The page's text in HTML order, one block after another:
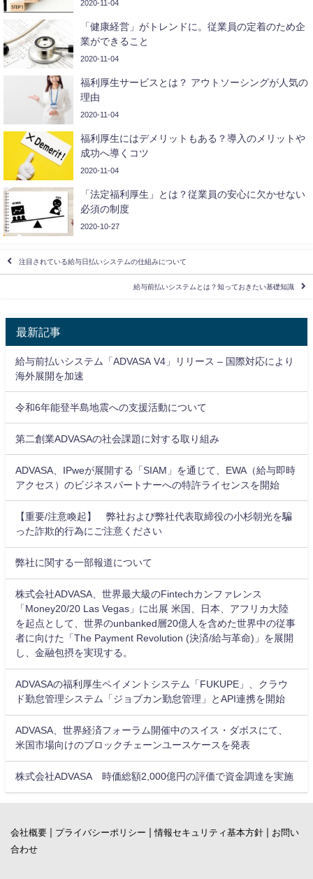
2020-11-04
「健康経営」がトレンドに。従業員の定着のため企
業ができること
2020-11-04
福利厚生サービスとは？ アウトソーシングが人気の
理由
2020-11-04
福利厚生にはデメリットもある？導入のメリットや
成功へ導くコツ
2020-11-04
「法定福利厚生」とは？従業員の安心に欠かせない
必須の制度
2020-10-27
注目されている給与日払いシステムの仕組みについて
給与前払いシステムとは？知っておきたい基礎知識
最新記事
給与前払いシステム「ADVASA V4」リリース – 国際対応により
海外展開を加速
令和6年能登半島地震への支援活動について
第二創業ADVASAの社会課題に対する取り組み
ADVASA、IPweが展開する「SIAM」を通じて、EWA（給与即時
アクセス）のビジネスパートナーへの特許ライセンスを開始
【重要/注意喚起】 弊社および弊社代表取締役の小杉朝光を騙
った詐欺的行為にご注意ください
弊社に関する一部報道について
株式会社ADVASA、世界最大級のFintechカンファレンス
「Money20/20 Las Vegas」に出展 米国、日本、アフリカ大陸
を起点として、世界のunbanked層20億人を含めた世界中の従事
者に向けた「The Payment Revolution (決済/給与革命)」を展開
し、金融包摂を実現する。
ADVASAの福利厚生ペイメントシステム「FUKUPE」、クラウ
ド勤怠管理システム「ジョブカン勤怠管理」とAPI連携を開始
ADVASA、世界経済フォーラム開催中のスイス・ダボスにて、
米国市場向けのブロックチェーンユースケースを発表
株式会社ADVASA 時価総額2,000億円の評価で資金調達を実施
会社概要 | プライバシーポリシー |情報セキュリティ基本方針 | お問い
合わせ